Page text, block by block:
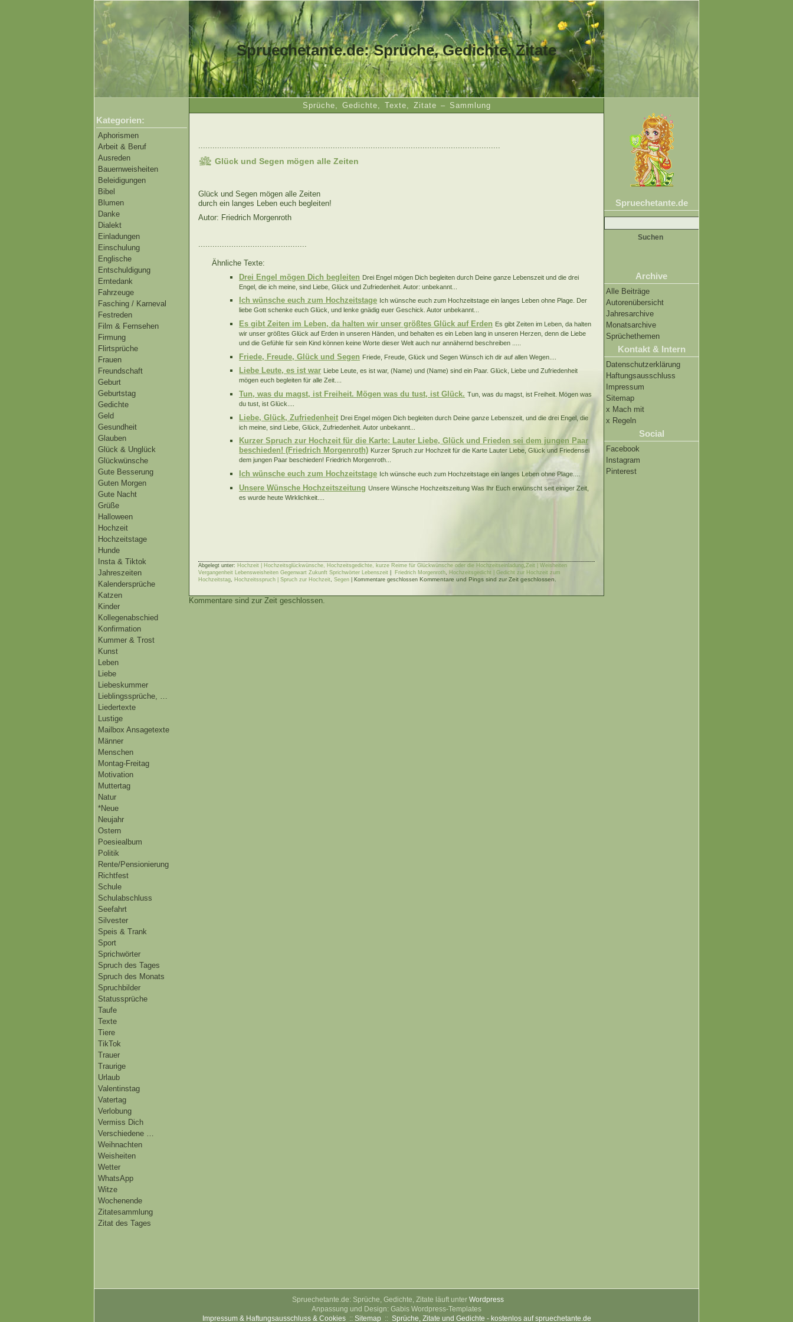
Spruechetante.de: Sprüche, Gedichte, Zitate
Sprüche, Gedichte, Texte, Zitate – Sammlung
Kategorien:
Aphorismen
Arbeit & Beruf
Ausreden
Bauernweisheiten
Beleidigungen
Bibel
Blumen
Danke
Dialekt
Einladungen
Einschulung
Englische
Entschuldigung
Erntedank
Fahrzeuge
Fasching / Karneval
Festreden
Film & Fernsehen
Firmung
Flirtsprüche
Frauen
Freundschaft
Geburt
Geburtstag
Gedichte
Geld
Gesundheit
Glauben
Glück & Unglück
Glückwünsche
Gute Besserung
Guten Morgen
Gute Nacht
Grüße
Halloween
Hochzeit
Hochzeitstage
Hunde
Insta & Tiktok
Jahreszeiten
Kalendersprüche
Katzen
Kinder
Kollegenabschied
Konfirmation
Kummer & Trost
Kunst
Leben
Liebe
Liebeskummer
Lieblingssprüche, …
Liedertexte
Lustige
Mailbox Ansagetexte
Männer
Menschen
Montag-Freitag
Motivation
Muttertag
Natur
*Neue
Neujahr
Ostern
Poesiealbum
Politik
Rente/Pensionierung
Richtfest
Schule
Schulabschluss
Seefahrt
Silvester
Speis & Trank
Sport
Sprichwörter
Spruch des Tages
Spruch des Monats
Spruchbilder
Statussprüche
Taufe
Texte
Tiere
TikTok
Trauer
Traurige
Urlaub
Valentinstag
Vatertag
Verlobung
Vermiss Dich
Verschiedene …
Weihnachten
Weisheiten
Wetter
WhatsApp
Witze
Wochenende
Zitatesammlung
Zitat des Tages
Spruechetante.de
Suche
nach:
Archive
Alle Beiträge
Autorenübersicht
Jahresarchive
Monatsarchive
Sprüchethemen
Kontakt & Intern
Datenschutzerklärung
Haftungsausschluss
Impressum
Sitemap
x Mach mit
x Regeln
Social
Facebook
Instagram
Pinterest
................................................................................................................................
Glück und Segen mögen alle Zeiten
Glück und Segen mögen alle Zeiten
durch ein langes Leben euch begleiten!
Autor: Friedrich Morgenroth
Ähnliche Texte:
Drei Engel mögen Dich begleiten Drei Engel mögen Dich begleiten durch Deine ganze Lebenszeit und die drei
Engel, die ich meine, sind Liebe, Glück und Zufriedenheit. Autor: unbekannt...
Ich wünsche euch zum Hochzeitstage Ich wünsche euch zum Hochzeitstage ein langes Leben ohne Plage. Der
liebe Gott schenke euch Glück, und lenke gnädig euer Geschick. Autor unbekannt...
Es gibt Zeiten im Leben, da halten wir unser größtes Glück auf Erden Es gibt Zeiten im Leben, da halten
wir unser größtes Glück auf Erden in unseren Händen, und behalten es ein Leben lang in unseren Herzen, denn die Liebe
und die Gefühle für sein Kind können keine Worte dieser Welt auch nur annähernd beschreiben .....
Friede, Freude, Glück und Segen Friede, Freude, Glück und Segen Wünsch ich dir auf allen Wegen....
Liebe Leute, es ist war
Liebe Leute, es ist war, (Name) und (Name) sind ein Paar. Glück, Liebe und Zufriedenheit
mögen euch begleiten für alle Zeit....
Tun, was du magst, ist Freiheit. Mögen was du tust, ist Glück. Tun, was du magst, ist Freiheit. Mögen was
du tust, ist Glück....
Liebe, Glück, Zufriedenheit Drei Engel mögen Dich begleiten durch Deine ganze Lebenszeit, und die drei Engel, die
ich meine, sind Liebe, Glück, Zufriedenheit. Autor unbekannt...
Kurzer Spruch zur Hochzeit für die Karte: Lauter Liebe, Glück und Frieden sei dem jungen Paar
beschieden! (Friedrich Morgenroth) Kurzer Spruch zur Hochzeit für die Karte Lauter Liebe, Glück und Friedensei
dem jungen Paar beschieden! Friedrich Morgenroth...
Ich wünsche euch zum Hochzeitstage Ich wünsche euch zum Hochzeitstage ein langes Leben ohne Plage....
Unsere Wünsche Hochzeitszeitung Unsere Wünsche Hochzeitszeitung Was Ihr Euch erwünscht seit einiger Zeit,
es wurde heute Wirklichkeit....
Abgelegt unter: Hochzeit | Hochzeitsglückwünsche, Hochzeitsgedichte, kurze Reime für Glückwünsche oder die Hochzeitseinladung,Zeit | Weisheiten
Vergangenheit Lebensweisheiten Gegenwart Zukunft Sprichwörter Lebenszeit
Friedrich Morgenroth, Hochzeitsgedicht | Gedicht zur Hochzeit zum
Hochzeitstag, Hochzeitsspruch | Spruch zur Hochzeit, Segen Kommentare geschlossen Kommentare und Pings sind zur Zeit geschlossen.
Kommentare sind zur Zeit geschlossen.
Spruechetante.de: Sprüche, Gedichte, Zitate läuft unter Wordpress
Anpassung und Design: Gabis Wordpress-Templates
Impressum & Haftungsausschluss & Cookies:: Sitemap :: Sprüche, Zitate und Gedichte - kostenlos auf spruechetante.de